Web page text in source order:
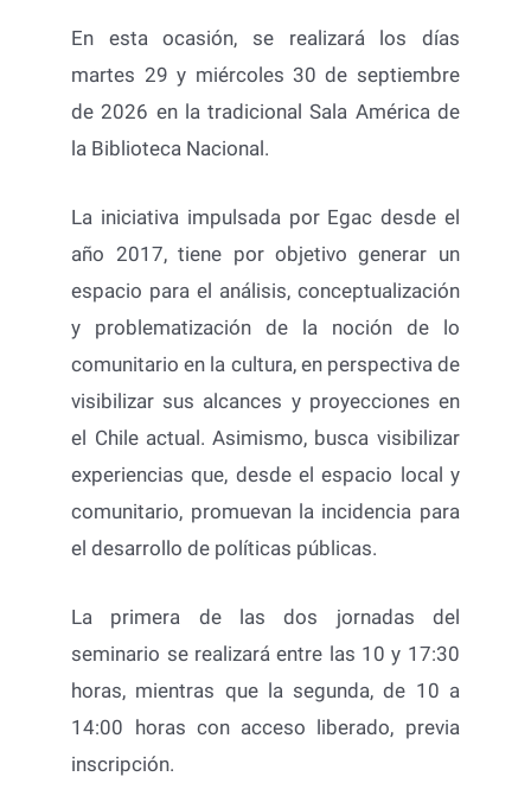
En esta ocasión, se realizará los días
martes 29 y miércoles 30 de septiembre
de 2026 en la tradicional Sala América de
la Biblioteca Nacional.
La iniciativa impulsada por Egac desde el
año 2017, tiene por objetivo generar un
espacio para el análisis, conceptualización
y problematización de la noción de lo
comunitario en la cultura, en perspectiva de
visibilizar sus alcances y proyecciones en
el Chile actual. Asimismo, busca visibilizar
experiencias que, desde el espacio local y
comunitario, promuevan la incidencia para
el desarrollo de políticas públicas.
La primera de las dos jornadas del
seminario se realizará entre las 10 y 17:30
horas, mientras que la segunda, de 10 a
14:00 horas con acceso liberado, previa
inscripción.